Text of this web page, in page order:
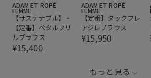
ADAM ET ROPÉ
FEMME
【サステナブル】・
【定番】ペタルフリ
ルブラウス
¥15,400
ADAM ET ROPÉ
FEMME
【定番】タックフレ
アジレブラウス
¥15,950
もっと見る